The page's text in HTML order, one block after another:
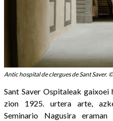
Antic hospital de clergues de Sant Saver.
Sant Saver Ospitaleak
zion 1925. urtera arte,
Seminario Nagusira